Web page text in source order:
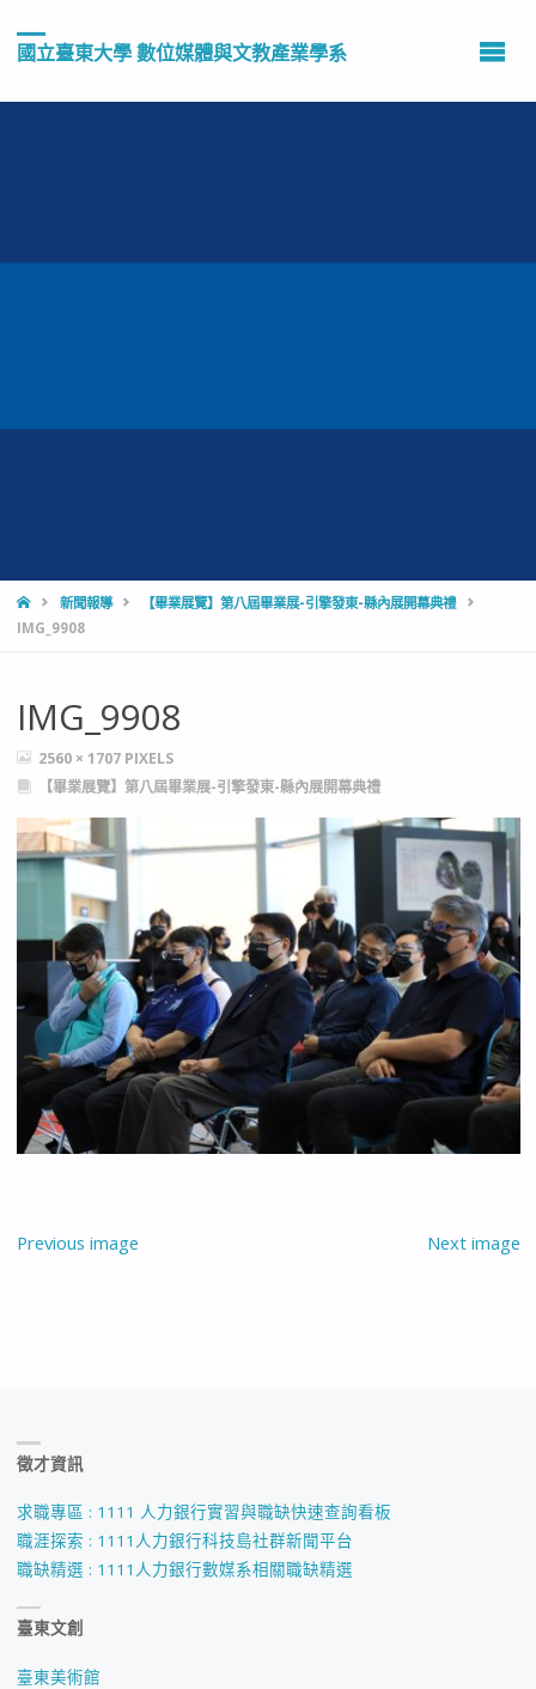
國立臺東大學 數位媒體與文教產業學系
HOME新聞報導
【畢業展覽】第八屆畢業展-引擎發東-縣內展開幕典禮
IMG_9908
IMG_9908
FULL
SIZE
2560 × 1707 PIXELS
【畢業展覽】第八屆畢業展-引擎發東-縣內展開幕典禮
Previous image Next image
徵才資訊
求職專區 : 1111 人力銀行實習與職缺快速查詢看板
職涯探索 : 1111人力銀行科技島社群新聞平台
職缺精選 : 1111人力銀行數媒系相關職缺精選
臺東文創
臺東美術館